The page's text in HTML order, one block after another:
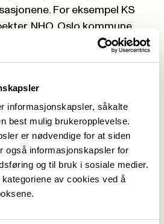
informasjonskapsler, såkalte
best mulig brukeropplevelse.
er nødvendige for at siden
også informasjonskapsler for
og til bruk i sosiale medier.
av cookies ved å
For eksempel KS
NHO, Oslo kommune
og fagforbundene som
at det er et
og mellomoppgjør. I år er det
sted annethvert år og
arbeidsvilkår.